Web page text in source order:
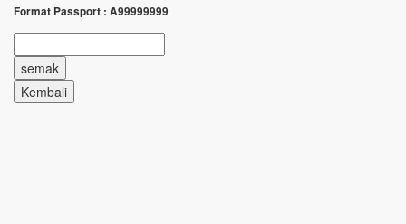
Format Passport : A99999999